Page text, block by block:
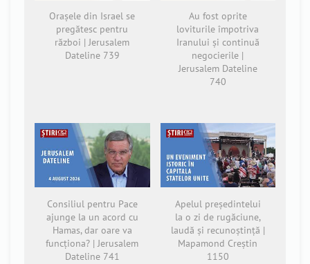
Orașele din Israel se
pregătesc pentru
război | Jerusalem
Dateline 739
Au fost oprite
loviturile împotriva
Iranului și continuă
negocierile |
Jerusalem Dateline
740
Consiliul pentru Pace
ajunge la un acord cu
Hamas, dar oare va
funcționa? | Jerusalem
Dateline 741
Apelul președintelui
la o zi de rugăciune,
laudă și recunoștință |
Mapamond Creștin
1150